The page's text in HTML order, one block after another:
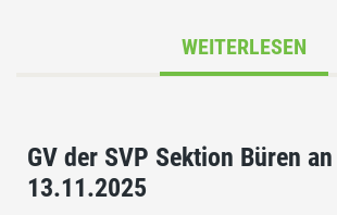
WEITERLESEN
GV der SVP Sektion Büren
13.11.2025